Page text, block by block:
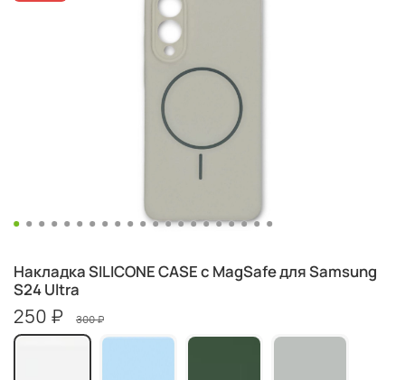
Накладка SILICONE CASE c MagSafe для Samsung
S24 Ultra
250 ₽ 300 ₽